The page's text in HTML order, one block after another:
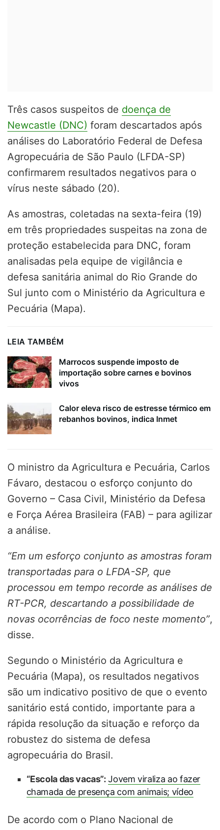
Três casos suspeitos de doença de
Newcastle (DNC) foram descartados após
análises do Laboratório Federal de Defesa
Agropecuária de São Paulo (LFDA-SP)
confirmarem resultados negativos para o
vírus neste sábado (20).
As amostras, coletadas na sexta-feira (19)
em três propriedades suspeitas na zona de
proteção estabelecida para DNC, foram
analisadas pela equipe de vigilância e
defesa sanitária animal do Rio Grande do
Sul junto com o Ministério da Agricultura e
Pecuária (Mapa).
LEIA TAMBÉM
Marrocos suspende imposto de
importação sobre carnes e bovinos
vivos
Calor eleva risco de estresse térmico em
rebanhos bovinos, indica Inmet
O ministro da Agricultura e Pecuária, Carlos
Fávaro, destacou o esforço conjunto do
Governo – Casa Civil, Ministério da Defesa
e Força Aérea Brasileira (FAB) – para agilizar
a análise.
“Em um esforço conjunto as amostras foram
transportadas para o LFDA-SP, que
processou em tempo recorde as análises de
RT-PCR, descartando a possibilidade de
novas ocorrências de foco neste momento”,
disse.
Segundo o Ministério da Agricultura e
Pecuária (Mapa), os resultados negativos
são um indicativo positivo de que o evento
sanitário está contido, importante para a
rápida resolução da situação e reforço da
robustez do sistema de defesa
agropecuária do Brasil.
“Escola das vacas”: Jovem viraliza ao fazer
chamada de presença com animais; vídeo
De acordo com o Plano Nacional de